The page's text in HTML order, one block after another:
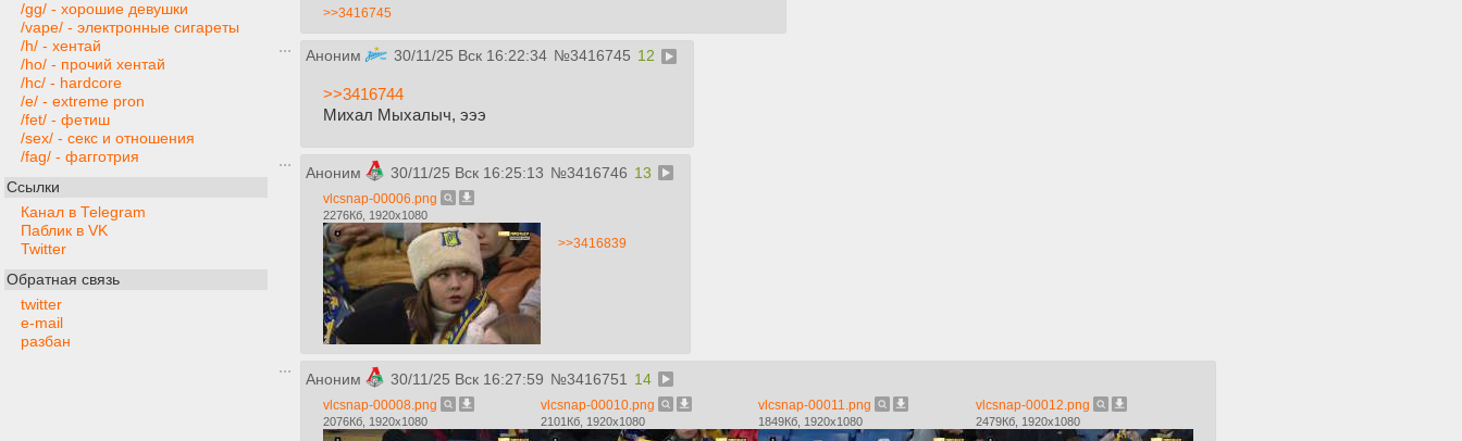
/gg/ - хорошие девушки
/vape/ - электронные сигареты
/h/ - хентай
/ho/ - прочий хентай
/hc/ - hardcore
/e/ - extreme pron
/fet/ - фетиш
/sex/ - секс и отношения
/fag/ - фагготрия
Ссылки
Канал в Telegram
Паблик в VK
Twitter
Обратная связь
twitter
e-mail
разбан
>>3416745
Аноним 30/11/25 Вск 16:22:34 №3416745 12
>>3416744
Михал Мыхалыч, эээ
Аноним 30/11/25 Вск 16:25:13 №3416746 13
vlcsnap-00006.png
2276Кб, 1920x1080
>>3416839
Аноним 30/11/25 Вск 16:27:59 №3416751 14
vlcsnap-00008.png
2076Кб, 1920x1080
vlcsnap-00010.png
2101Кб, 1920x1080
vlcsnap-00011.png
1849Кб, 1920x1080
vlcsnap-00012.png
2479Кб, 1920x1080